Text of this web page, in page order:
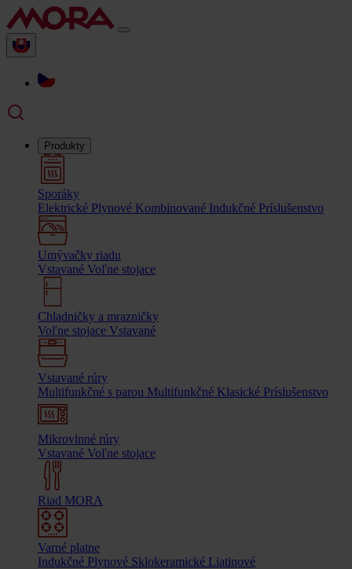
Produkty
Sporáky
Elektrické Plynové Kombinované Indukčné Príslušenstvo
Umývačky riadu
Vstavané Voľne stojace
Chladničky a mrazničky
Voľne stojace Vstavané
Vstavané rúry
Multifunkčné s parou Multifunkčné Klasické Príslušenstvo
Mikrovlnné rúry
Vstavané Voľne stojace
Riad MORA
Varné platne
Indukčné Plynové Sklokeramické Liatinové